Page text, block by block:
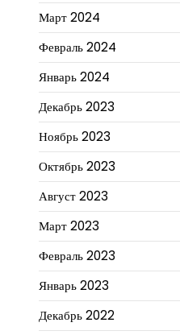
Март 2024
Февраль 2024
Январь 2024
Декабрь 2023
Ноябрь 2023
Октябрь 2023
Август 2023
Март 2023
Февраль 2023
Январь 2023
Декабрь 2022